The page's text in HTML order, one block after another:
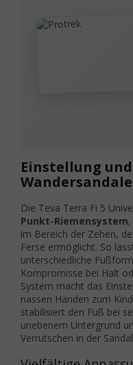
Einstellung
Die Teva Terra Fi 5
Punkt-Riemensystem
im Bereich der Zehen,
Ferse ermöglicht. So
unterschiedliche
Kompromisse bei Halt
System macht das
nassen Händen zum
stabilisiert den Fuß bei
unebenem Untergrund
Verrutschen in der